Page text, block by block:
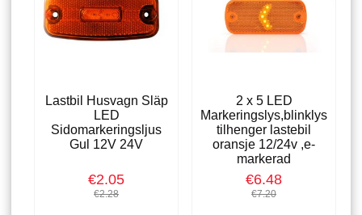
Lastbil Husvagn Släp
LED
Sidomarkeringsljus
Gul 12V 24V
€2.05
€2.28
2 x 5 LED
Markeringslys,blinklys
tilhenger lastebil
oransje 12/24v ,e-
markerad
€6.48
€7.20